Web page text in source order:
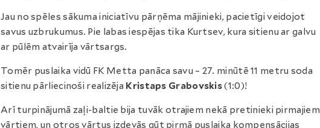
Jau no spēles sākuma iniciatīvu pārņēma mājinieki, pacietīgi veidojot
savus uzbrukumus. Pie labas iespējas tika Kurtsev, kura sitienu ar galvu
ar pūlēm atvairīja vārtsargs.
Tomēr puslaika vidū FK Metta panāca savu – 27. minūtē 11 metru soda
sitienu pārliecinoši realizēja Kristaps Grabovskis(1:0)!
Arī turpinājumā zaļi-baltie bija tuvāk otrajiem nekā pretinieki pirmajiem
vārtiem, un otros vārtus izdevās gūt pirmā puslaika kompensācijas